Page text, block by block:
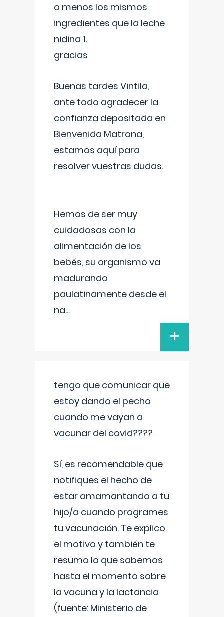
o menos los mismos
ingredientes que la leche
nidina 1.
gracias
Buenas tardes Vintila,
ante todo agradecer la
confianza depositada en
Bienvenida Matrona,
estamos aquí para
resolver vuestras dudas.
Hemos de ser muy
cuidadosas con la
alimentación de los
bebés, su organismo va
madurando
paulatinamente desde el
na...
+
tengo que comunicar que
estoy dando el pecho
cuando me vayan a
vacunar del covid????
Sí, es recomendable que
notifiques el hecho de
estar amamantando a tu
hijo/a cuando programes
tu vacunación. Te explico
el motivo y también te
resumo lo que sabemos
hasta el momento sobre
la vacuna y la lactancia
(fuente: Ministerio de